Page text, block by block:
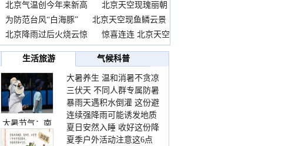
近
北京气温创今年来新高
北京天空现瑰丽朝
霞
为防范台风“白海豚”
北京天空现鱼鳞云景
观
北京降雨过后火烧云惊
惊喜连连 北京天空
现
生活旅游
气候科普
大暑节气：南
大暑养生 温和消暑不贪凉
三伏天 不同人群专属防暑
要点请收好
暴雨天遇积水倒灌 这份避
险提示请收好
连续强降雨可能诱发地质
灾害 这些前兆要知道
夏日安然入睡 收好这份降
温小贴士
夏季户外活动注意这6点